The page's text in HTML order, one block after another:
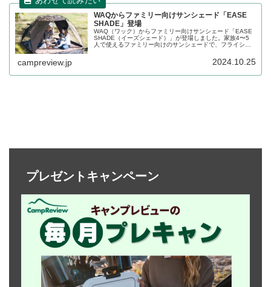
WAQからファミリー向けサンシェード「EASE
SHADE」登場
WAQ（ワック）からファミリー向けサンシェード「EASE
SHADE（イーズシェード）」が登場しました。家族4〜5
人で使えるファミリー向けのサンシェードで、フライシー
り、黒い影を作って日差しを遮ることができます。詳細を
campreview.jp 2024.10.25
プレゼントキャンペーン